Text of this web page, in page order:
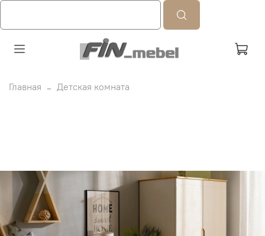
Главная Детская комната